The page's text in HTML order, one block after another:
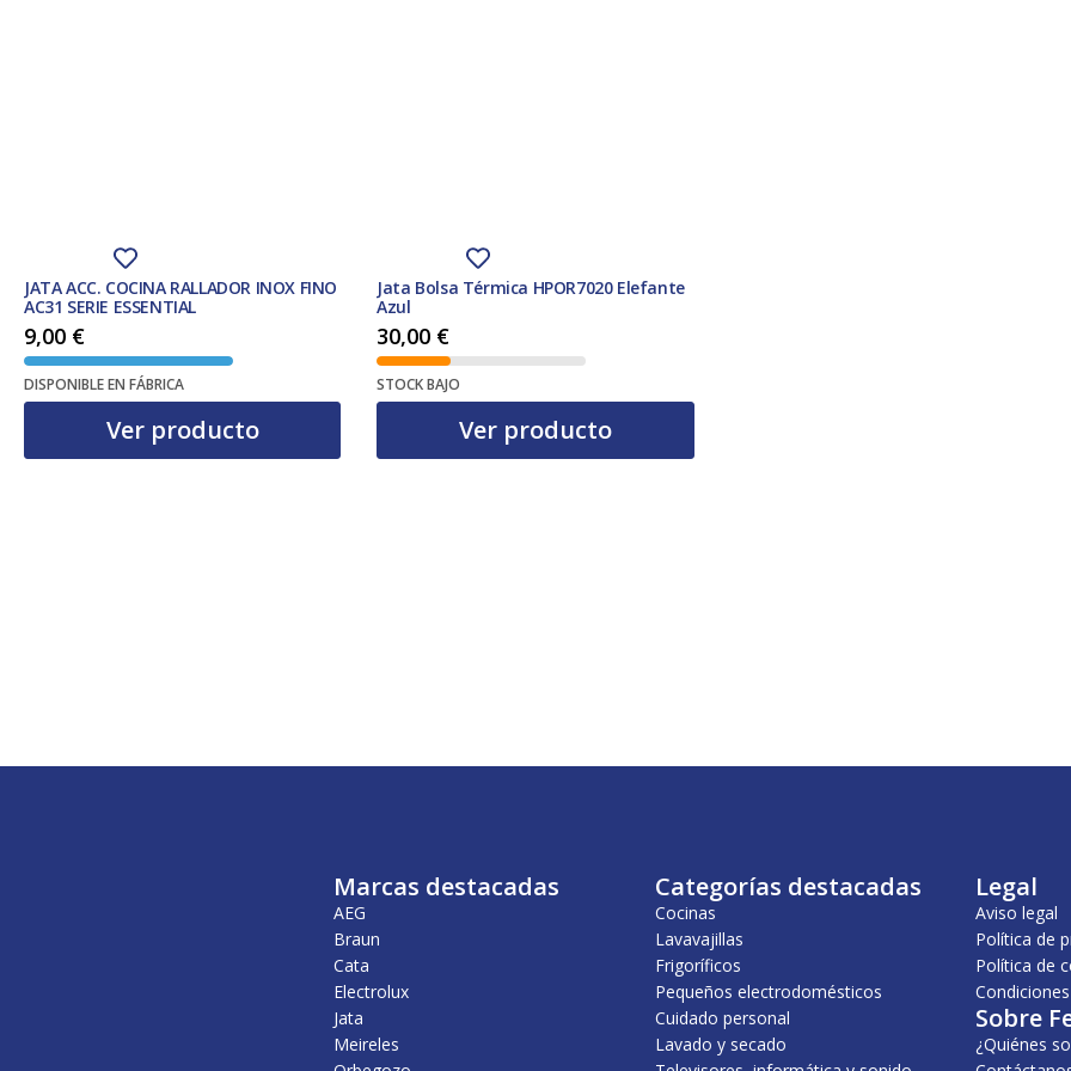
JATA ACC. COCINA RALLADOR INOX FINO
AC31 SERIE ESSENTIAL
9,00 €
DISPONIBLE EN FÁBRICA
Ver producto
Jata Bolsa Térmica HPOR7020 Elefante
Azul
30,00 €
STOCK BAJO
Ver producto
Marcas destacadas
AEG
Braun
Cata
Electrolux
Jata
Meireles
Categorías destacadas
Cocinas
Lavavajillas
Frigoríficos
Pequeños electrodomésticos
Cuidado personal
Lavado y secado
Legal
Aviso legal
Política de
Política de
Sobre
¿Quiénes